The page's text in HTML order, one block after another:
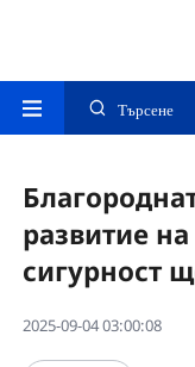
Търсене
развитие
сигурност
2025-09-04 03:00:08